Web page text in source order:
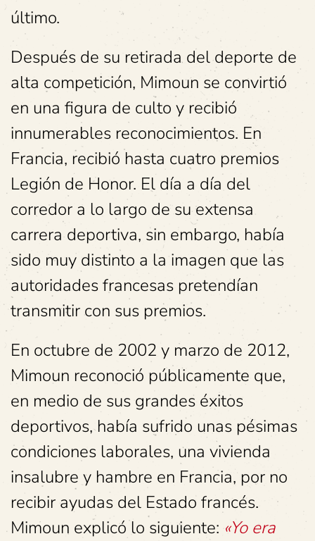
último.
Después de su retirada del deporte de
alta competición, Mimoun se convirtió
en una figura de culto y recibió
innumerables reconocimientos. En
Francia, recibió hasta cuatro premios
Legión de Honor. El día a día del
corredor a lo largo de su extensa
carrera deportiva, sin embargo, había
sido muy distinto a la imagen que las
autoridades francesas pretendían
transmitir con sus premios.
En octubre de 2002 y marzo de 2012,
Mimoun reconoció públicamente que,
en medio de sus grandes éxitos
deportivos, había sufrido unas pésimas
condiciones laborales, una vivienda
insalubre y hambre en Francia, por no
recibir ayudas del Estado francés.
Mimoun explicó lo siguiente: «Yo era